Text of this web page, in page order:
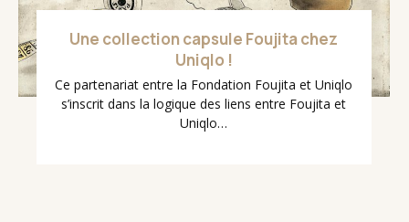
Une collection capsule Foujita chez
Uniqlo !
Ce partenariat entre la Fondation Foujita et Uniqlo
s’inscrit dans la logique des liens entre Foujita et
Uniqlo…